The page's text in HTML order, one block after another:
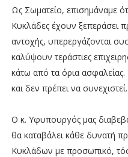
Ως Σωματείο, επισημάναμε
Κυκλάδες έχουν ξεπεράσει
αντοχής, υπερεργάζονται
καλύψουν τεράστιες
κάτω από τα όρια
και δεν πρέπει να συνεχιστεί.
Ο κ. Υφυπουργός μας
θα καταβάλει κάθε δυνατή
Κυκλάδων με προσωπικό,